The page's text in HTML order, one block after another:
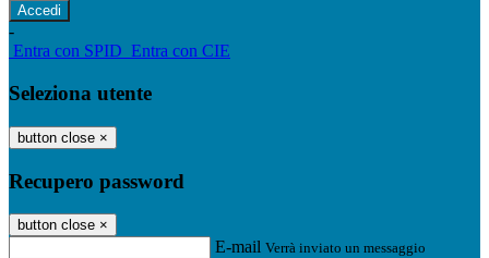
-
Entra con SPID Entra con CIE
Seleziona utente
button close ×
Recupero password
button close ×
E-mail Verrà inviato un messaggio